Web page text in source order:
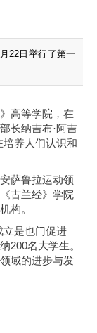
22日举行了第一
高等学院，在
长纳吉布·阿吉
培养人们认识和
萨鲁拉运动领
古兰经》学院
构。
立是也门促进
200名大学生。
域的进步与发